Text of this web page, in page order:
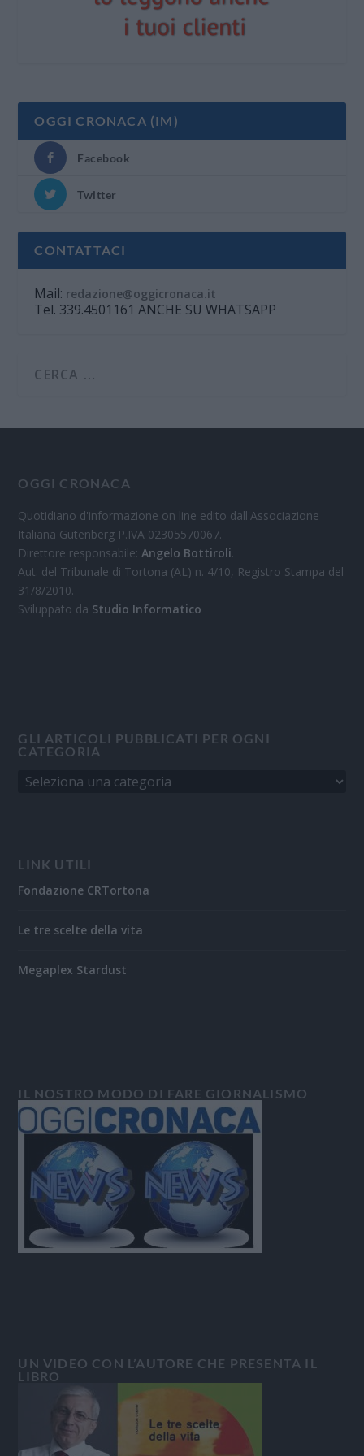
OGGI CRONACA (IM)
Facebook
Twitter
CONTATTACI
Mail: redazione@oggicronaca.it
Tel. 339.4501161 ANCHE SU WHATSAPP
OGGI CRONACA
Quotidiano d'informazione on line edito dall'Associazione
Italiana Gutenberg P.IVA 02305570067.
Direttore responsabile:Angelo Bottiroli.
Aut. del Tribunale di Tortona (AL) n. 4/10, Registro Stampa del
31/8/2010.
Sviluppato da Studio Informatico
GLI ARTICOLI PUBBLICATI PER OGNI
CATEGORIA
LINK UTILI
Fondazione CRTortona
Le tre scelte della vita
Megaplex Stardust
IL NOSTRO MODO DI FARE GIORNALISMO
UN VIDEO CON L’AUTORE CHE PRESENTA IL
LIBRO